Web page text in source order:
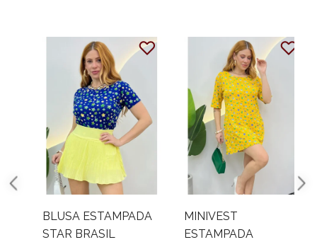
BLUSA ESTAMPADA
STAR BRASIL
MINIVEST
ESTAMPADA